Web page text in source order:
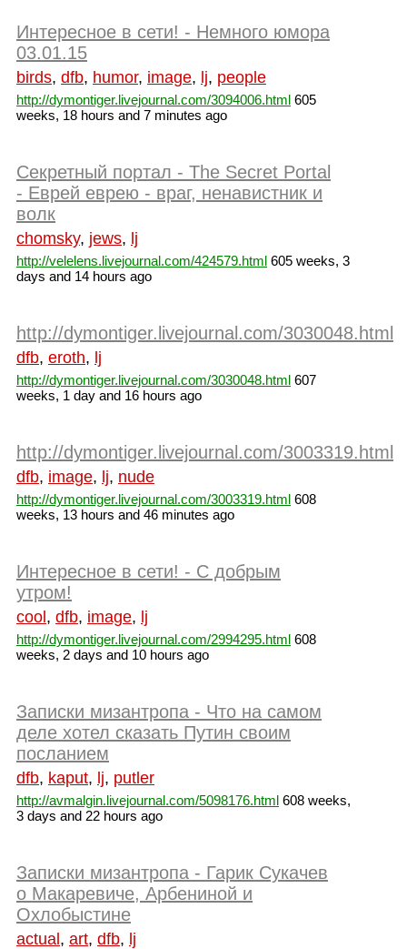
Интересное в сети! - Немного юмора
03.01.15
birds, dfb, humor, image, lj, people
http://dymontiger.livejournal.com/3094006.html 605
weeks, 18 hours and 7 minutes ago
Секретный портал - The Secret Portal
- Еврей еврею - враг, ненавистник и
волк
chomsky, jews, lj
http://velelens.livejournal.com/424579.html 605 weeks, 3
days and 14 hours ago
http://dymontiger.livejournal.com/3030048.html
dfb, eroth, lj
http://dymontiger.livejournal.com/3030048.html 607
weeks, 1 day and 16 hours ago
http://dymontiger.livejournal.com/3003319.html
dfb, image, lj, nude
http://dymontiger.livejournal.com/3003319.html 608
weeks, 13 hours and 46 minutes ago
Интересное в сети! - С добрым
утром!
cool , dfb, image, lj
http://dymontiger.livejournal.com/2994295.html 608
weeks, 2 days and 10 hours ago
Записки мизантропа - Что на самом
деле хотел сказать Путин своим
посланием
dfb, kaput, lj, putler
http://avmalgin.livejournal.com/5098176.html 608 weeks,
3 days and 22 hours ago
Записки мизантропа - Гарик Сукачев
о Макаревиче, Арбениной и
Охлобыстине
actual , art, dfb, lj